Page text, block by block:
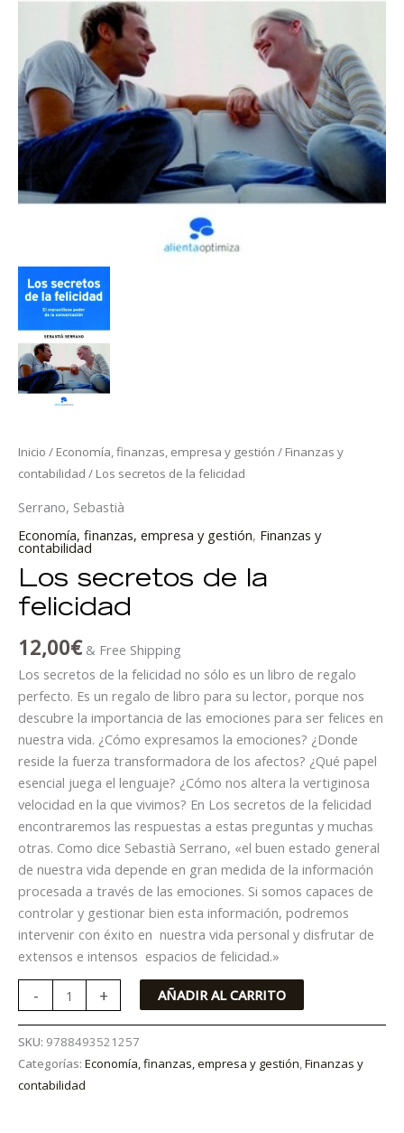
Inicio / Economía, finanzas, empresa y gestión / Finanzas y
contabilidad / Los secretos de la felicidad
Serrano, Sebastià
Economía, finanzas, empresa y gestión, Finanzas y
contabilidad
Los secretos de la
felicidad
12,00€ & Free Shipping
Los secretos de la felicidad no sólo es un libro de regalo
perfecto. Es un regalo de libro para su lector, porque nos
descubre la importancia de las emociones para ser felices en
nuestra vida. ¿Cómo expresamos la emociones? ¿Donde
reside la fuerza transformadora de los afectos? ¿Qué papel
esencial juega el lenguaje? ¿Cómo nos altera la vertiginosa
velocidad en la que vivimos? En Los secretos de la felicidad
encontraremos las respuestas a estas preguntas y muchas
otras. Como dice Sebastià Serrano, «el buen estado general
de nuestra vida depende en gran medida de la información
procesada a través de las emociones. Si somos capaces de
controlar y gestionar bien esta información, podremos
intervenir con éxito en nuestra vida personal y disfrutar de
extensos e intensos espacios de felicidad.»
- + AÑADIR AL CARRITO
SKU: 9788493521257
Categorías: Economía, finanzas, empresa y gestión,Finanzas y
contabilidad